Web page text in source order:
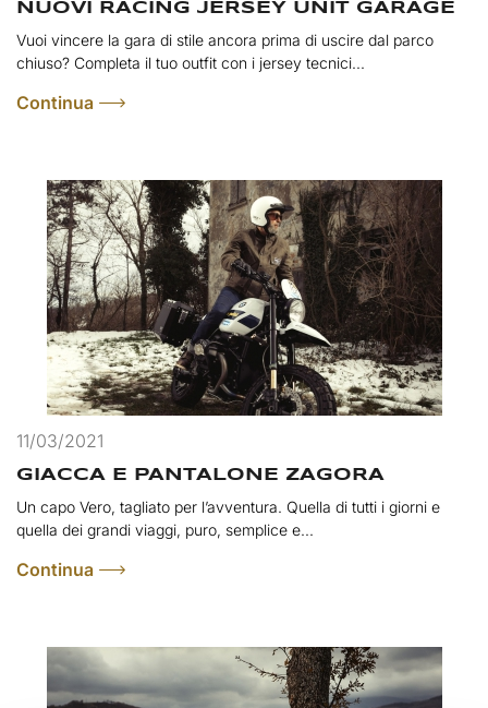
NUOVI RACING JERSEY UNIT GARAGE
Vuoi vincere la gara di stile ancora prima di uscire dal parco
chiuso? Completa il tuo outfit con i jersey tecnici...
Continua
11/03/2021
GIACCA E PANTALONE ZAGORA
Un capo Vero, tagliato per l’avventura. Quella di tutti i giorni e
quella dei grandi viaggi, puro, semplice e...
Continua